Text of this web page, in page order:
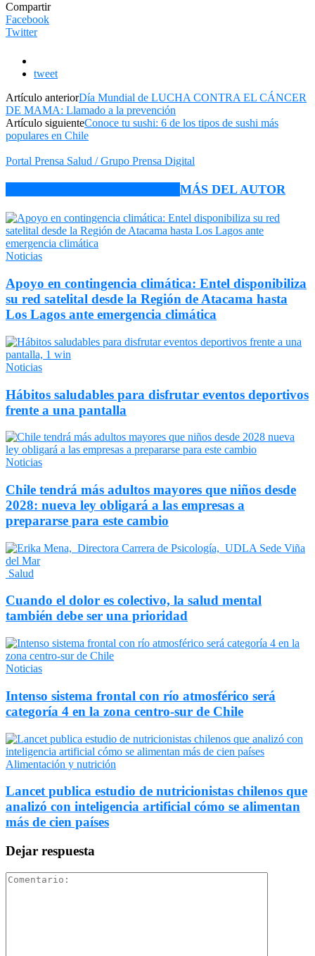
Compartir
Facebook
Twitter
tweet
Artículo anteriorDía Mundial de LUCHA CONTRA EL CÁNCER
DE MAMA: Llamado a la prevención
Artículo siguienteConoce tu sushi: 6 de los tipos de sushi más
populares en Chile
Portal Prensa Salud / Grupo Prensa Digital
MÁS DEL AUTOR
Noticias
Apoyo en contingencia climática: Entel disponibiliza
su red satelital desde la Región de Atacama hasta
Los Lagos ante emergencia climática
Noticias
Hábitos saludables para disfrutar eventos deportivos
frente a una pantalla
Noticias
Chile tendrá más adultos mayores que niños desde
2028: nueva ley obligará a las empresas a
prepararse para este cambio
Salud
Cuando el dolor es colectivo, la salud mental
también debe ser una prioridad
Noticias
Intenso sistema frontal con río atmosférico será
categoría 4 en la zona centro-sur de Chile
Alimentación y nutrición
Lancet publica estudio de nutricionistas chilenos que
analizó con inteligencia artificial cómo se alimentan
más de cien países
Dejar respuesta